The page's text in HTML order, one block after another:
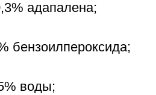
адапалена;
бензоилпероксида;
воды;